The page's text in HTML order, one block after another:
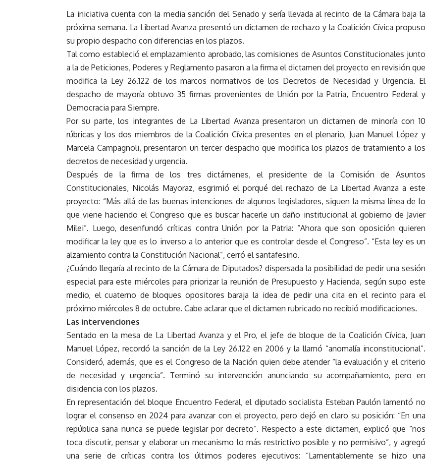
La iniciativa cuenta con la media sanción del Senado y sería llevada al recinto de la Cámara baja la
próxima semana. La Libertad Avanza presentó un dictamen de rechazo y la Coalición Cívica propuso
su propio despacho con diferencias en los plazos.
Tal como estableció el emplazamiento aprobado, las comisiones de Asuntos Constitucionales junto
a la de Peticiones, Poderes y Reglamento pasaron a la firma el dictamen del proyecto en revisión que
modifica la Ley 26.122 de los marcos normativos de los Decretos de Necesidad y Urgencia. El
despacho de mayoría obtuvo 35 firmas provenientes de Unión por la Patria, Encuentro Federal y
Democracia para Siempre.
Por su parte, los integrantes de La Libertad Avanza presentaron un dictamen de minoría con 10
rúbricas y los dos miembros de la Coalición Cívica presentes en el plenario, Juan Manuel López y
Marcela Campagnoli, presentaron un tercer despacho que modifica los plazos de tratamiento a los
decretos de necesidad y urgencia.
Después de la firma de los tres dictámenes, el presidente de la Comisión de Asuntos
Constitucionales, Nicolás Mayoraz, esgrimió el porqué del rechazo de La Libertad Avanza a este
proyecto: “Más allá de las buenas intenciones de algunos legisladores, siguen la misma línea de lo
que viene haciendo el Congreso que es buscar hacerle un daño institucional al gobierno de Javier
Milei”. Luego, desenfundó críticas contra Unión por la Patria: “Ahora que son oposición quieren
modificar la ley que es lo inverso a lo anterior que es controlar desde el Congreso”. “Esta ley es un
alzamiento contra la Constitución Nacional”, cerró el santafesino.
¿Cuándo llegaría al recinto de la Cámara de Diputados? dispersada la posibilidad de pedir una sesión
especial para este miércoles para priorizar la reunión de Presupuesto y Hacienda, según supo este
medio, el cuaterno de bloques opositores baraja la idea de pedir una cita en el recinto para el
próximo miércoles 8 de octubre. Cabe aclarar que el dictamen rubricado no recibió modificaciones.
Las intervenciones
Sentado en la mesa de La Libertad Avanza y el Pro, el jefe de bloque de la Coalición Cívica, Juan
Manuel López, recordó la sanción de la Ley 26.122 en 2006 y la llamó “anomalía inconstitucional”.
Consideró, además, que es el Congreso de la Nación quien debe atender “la evaluación y el criterio
de necesidad y urgencia”. Terminó su intervención anunciando su acompañamiento, pero en
disidencia con los plazos.
En representación del bloque Encuentro Federal, el diputado socialista Esteban Paulón lamentó no
lograr el consenso en 2024 para avanzar con el proyecto, pero dejó en claro su posición: “En una
república sana nunca se puede legislar por decreto”. Respecto a este dictamen, explicó que “nos
toca discutir, pensar y elaborar un mecanismo lo más restrictivo posible y no permisivo”, y agregó
una serie de críticas contra los últimos poderes ejecutivos: “Lamentablemente se hizo una